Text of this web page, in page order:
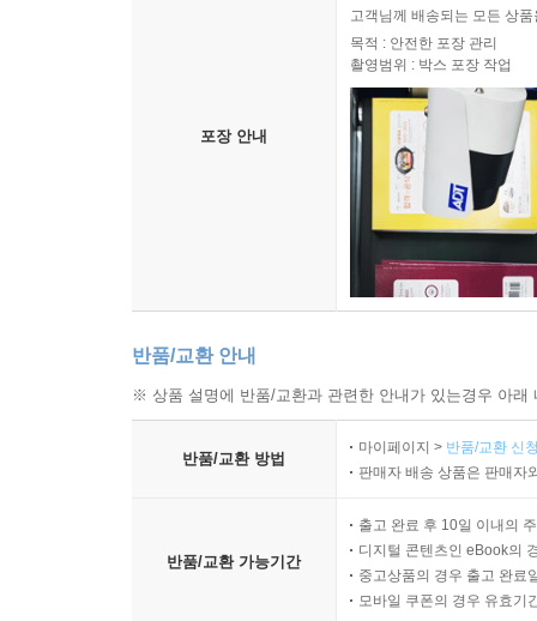
포장 안내
고객님께 배송되는 모든 상
목적 : 안전한 포장 관리
촬영범위 : 박스 포장 작업
반품/교환 안내
※ 상품 설명에 반품/교환과 관련한 안내가 있는경우 아
반품/교환 방법
마이페이지 > 반품/교환 신
판매자 배송 상품은 판매자
반품/교환 가능기간
출고 완료 후 10일 이내의
디지털 콘텐츠인 eBook의
중고상품의 경우 출고 완료
모바일 쿠폰의 경우 유효기